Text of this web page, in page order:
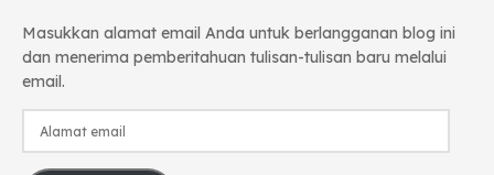
Masukkan alamat email Anda untuk berlangganan blog ini
dan menerima pemberitahuan tulisan-tulisan baru melalui
email.